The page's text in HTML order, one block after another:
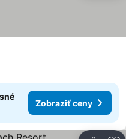
Zobraziť ceny